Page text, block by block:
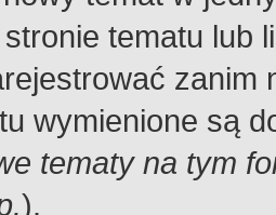
tematu lub
wymienione są
tematy na tym
).